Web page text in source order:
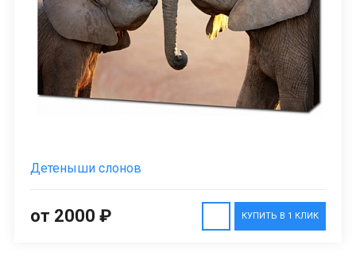
Детеныши слонов
КУПИТЬ В 1 КЛИК
от 2000 ₽